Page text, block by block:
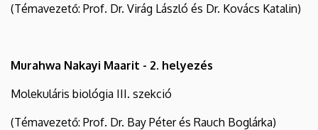
(Témavezető: Prof. Dr. Virág László és Dr. Kovács Katalin)
Murahwa Nakayi Maarit - 2. helyezés
Molekuláris biológia III. szekció
(Témavezető: Prof. Dr. Bay Péter és Rauch Boglárka)